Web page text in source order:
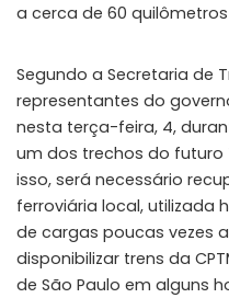
a cerca de 60
Segundo a Secretaria de
representantes do
nesta terça-feira, 4,
um dos trechos do futuro
isso, será necessário
ferroviária local, utilizada
de cargas poucas vezes
disponibilizar trens da
de São Paulo em alguns